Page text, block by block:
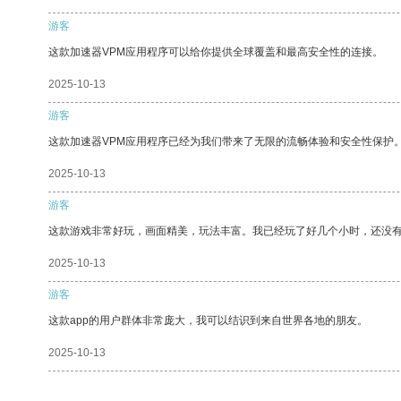
游客
这款加速器VPM应用程序可以给你提供全球覆盖和最高安全性的连接。
2025-10-13
游客
这款加速器VPM应用程序已经为我们带来了无限的流畅体验和安全性保护。
2025-10-13
游客
这款游戏非常好玩，画面精美，玩法丰富。我已经玩了好几个小时，还没有
2025-10-13
游客
这款app的用户群体非常庞大，我可以结识到来自世界各地的朋友。
2025-10-13